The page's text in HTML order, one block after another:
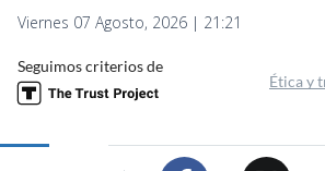
Viernes 07 Agosto, 2026 | 21:21
Seguimos criterios de
Ética y